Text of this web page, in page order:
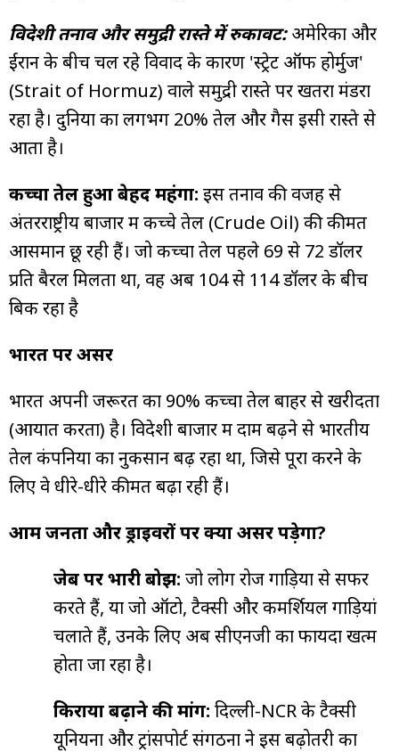
विदेशी तनाव और समुद्री रास्ते में रुकावट:अमेरिका और
ईरान के बीच चल रहे विवाद के कारण 'स्ट्रेट ऑफ होर्मुज'
(Strait of Hormuz) वाले समुद्री रास्ते पर खतरा मंडरा
रहा है। दुनिया का लगभग 20% तेल और गैस इसी रास्ते से
आता है।
कच्चा तेल हुआ बेहद महंगा: इस तनाव की वजह से
अंतरराष्ट्रीय बाजार में कच्चे तेल (Crude Oil) की कीमतें
आसमान छू रही हैं। जो कच्चा तेल पहले 69 से 72 डॉलर
प्रति बैरल मिलता था, वह अब 104 से 114 डॉलर के बीच
बिक रहा है
भारत पर असर
भारत अपनी जरूरत का 90% कच्चा तेल बाहर से खरीदता
(आयात करता) है। विदेशी बाजार में दाम बढ़ने से भारतीय
तेल कंपनियों का नुकसान बढ़ रहा था, जिसे पूरा करने के
लिए वे धीरे-धीरे कीमतें बढ़ा रही हैं।
आम जनता और ड्राइवरों पर क्या असर पड़ेगा?
जेब पर भारी बोझ: जो लोग रोज गाड़ियों से सफर
करते हैं, या जो ऑटो, टैक्सी और कमर्शियल गाड़ियां
चलाते हैं, उनके लिए अब सीएनजी का फायदा खत्म
होता जा रहा है।
किराया बढ़ाने की मांग: दिल्ली-NCR के टैक्सी
यूनियनों और ट्रांसपोर्ट संगठनों ने इस बढ़ोतरी का